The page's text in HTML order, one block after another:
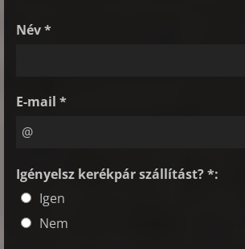
Név *
E-mail *
Igényelsz kerékpár szállítást? *:
Igen
Nem